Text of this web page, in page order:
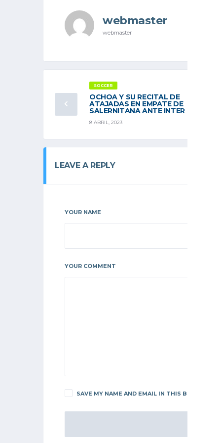
webmaster
webmaster
SOCCER
OCHOA Y SU RECITAL DE
ATAJADAS EN EMPATE DE
SALERNITANA ANTE INTER
8 ABRIL, 2023
LEAVE A REPLY
YOUR NAME
YOUR COMMENT
SAVE MY NAME AND EMAIL IN THIS BROWSER